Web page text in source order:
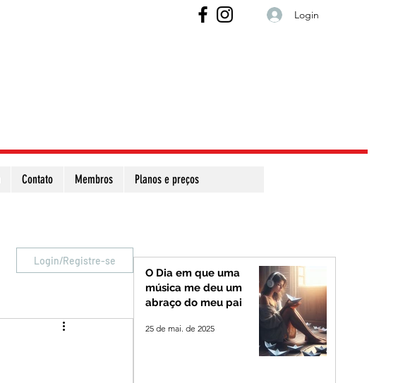
Login
Contato Membros Planos e preços
Login/Registre-se
O Dia em que uma
música me deu um
abraço do meu pai
25 de mai. de 2025